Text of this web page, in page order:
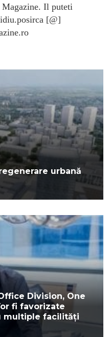
Magazine. Il puteti
[@]
urbană
Division, One
fi favorizate
multiple facilități